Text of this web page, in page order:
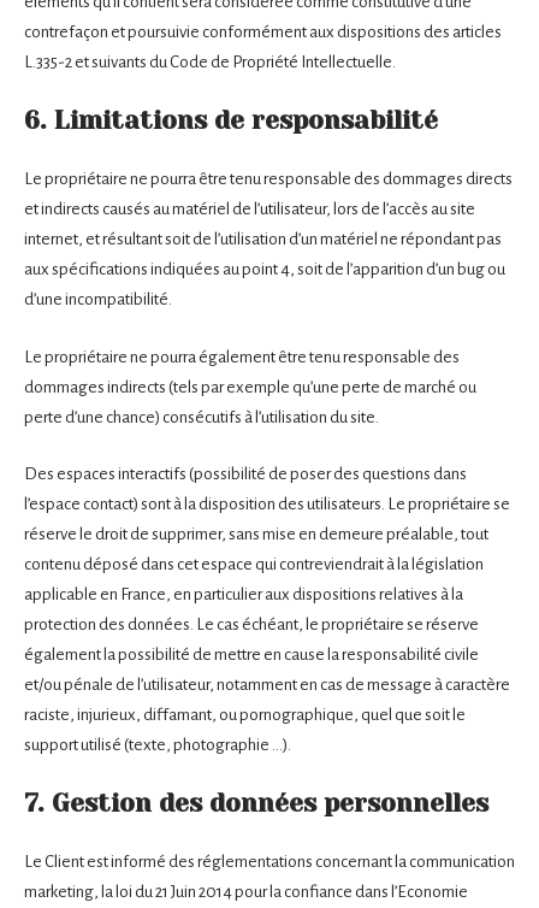
contrefaçon et poursuivie conformément aux dispositions des articles
L.335-2 et suivants du Code de Propriété Intellectuelle.
6. Limitations de responsabilité
Le propriétaire ne pourra être tenu responsable des dommages directs
et indirects causés au matériel de l’utilisateur, lors de l’accès au site
internet, et résultant soit de l’utilisation d’un matériel ne répondant pas
aux spécifications indiquées au point 4, soit de l’apparition d’un bug ou
d’une incompatibilité.
Le propriétaire ne pourra également être tenu responsable des
dommages indirects (tels par exemple qu’une perte de marché ou
perte d’une chance) consécutifs à l’utilisation du site.
Des espaces interactifs (possibilité de poser des questions dans
l’espace contact) sont à la disposition des utilisateurs. Le propriétaire se
réserve le droit de supprimer, sans mise en demeure préalable, tout
contenu déposé dans cet espace qui contreviendrait à la législation
applicable en France, en particulier aux dispositions relatives à la
protection des données. Le cas échéant, le propriétaire se réserve
également la possibilité de mettre en cause la responsabilité civile
et/ou pénale de l’utilisateur, notamment en cas de message à caractère
raciste, injurieux, diffamant, ou pornographique, quel que soit le
support utilisé (texte, photographie …).
7. Gestion des données personnelles
Le Client est informé des réglementations concernant la communication
marketing, la loi du 21 Juin 2014 pour la confiance dans l’Economie